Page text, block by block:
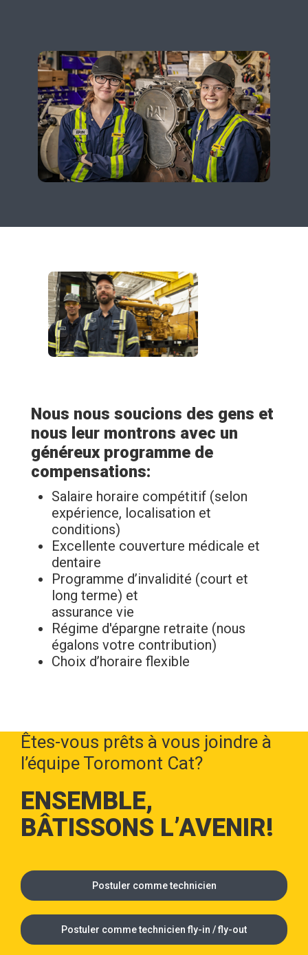
Nous nous soucions des gens et
nous leur montrons avec un
généreux programme de
compensations:
Salaire horaire compétitif (selon
expérience, localisation et
conditions)
Excellente couverture médicale et
dentaire
Programme d’invalidité (court et
long terme) et
assurance vie
Régime d'épargne retraite (nous
égalons votre contribution)
Choix d’horaire flexible
Êtes-vous prêts à vous joindre à
l’équipe Toromont Cat?
ENSEMBLE,
BÂTISSONS L’AVENIR!
Postuler comme technicien
Postuler comme technicien fly-in / fly-out